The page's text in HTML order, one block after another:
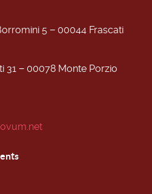
5 − 00044 Frascati
31 − 00078 Monte Porzio